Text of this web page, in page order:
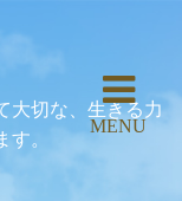
大切な、生きる力
。
MENU